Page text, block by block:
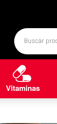
Vitaminas